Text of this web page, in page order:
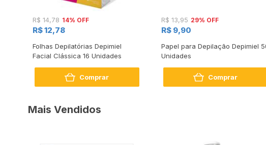
R$ 14,78 14% OFF
R$ 12,78
Folhas Depilatórias Depimiel
Facial Clássica 16 Unidades
Comprar
R$ 13,95 29% OFF
R$ 9,90
Papel para Depilação Depimiel
Unidades
Comprar
Mais Vendidos